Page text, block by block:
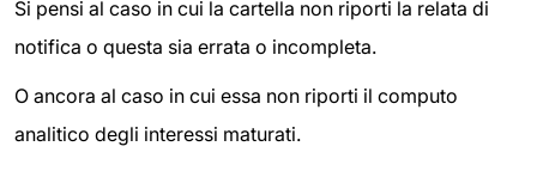
Si pensi al caso in cui la cartella non riporti la relata di
notifica o questa sia errata o incompleta.
O ancora al caso in cui essa non riporti il computo
analitico degli interessi maturati.